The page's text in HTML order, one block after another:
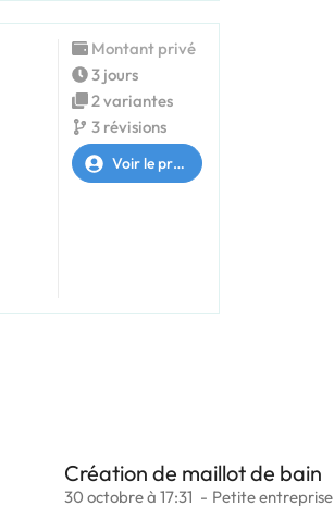
Montant privé
3 jours
2 variantes
3 révisions
Voir le profil
Création de maillot de bain
30 octobre à 17:31 Petite entreprise